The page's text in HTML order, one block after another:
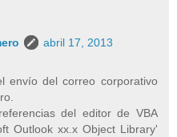
abril 17, 2013
envío del correo corporativo
del editor de VBA
Outlook xx.x Object Library'